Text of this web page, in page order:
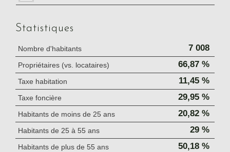
Statistiques
Nombre d'habitants 7 008
Propriétaires (vs. locataires) 66,87 %
Taxe habitation 11,45 %
Taxe foncière 29,95 %
Habitants de moins de 25 ans 20,82 %
Habitants de 25 à 55 ans 29 %
Habitants de plus de 55 ans 50,18 %